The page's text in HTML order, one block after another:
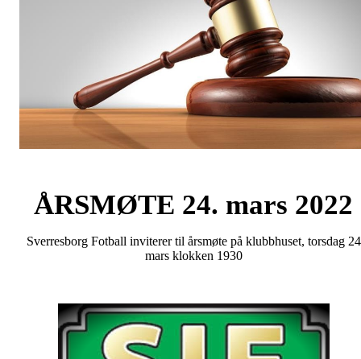
ÅRSMØTE 24. mars 2022
Sverresborg Fotball inviterer til årsmøte på klubbhuset, torsdag 24
mars klokken 1930